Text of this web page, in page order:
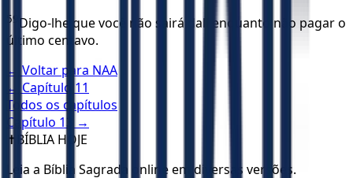
59 Digo-lhe que você não sairá dali enquanto não pagar o
último centavo.
← Voltar para NAA
← Capítulo 11
Todos os capítulos
Capítulo 13
→
✝️ BÍBLIA HOJE
Leia a Bíblia Sagrada online em diversas versões.